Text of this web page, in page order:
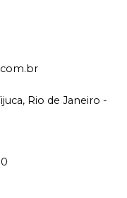
Rio de Janeiro -